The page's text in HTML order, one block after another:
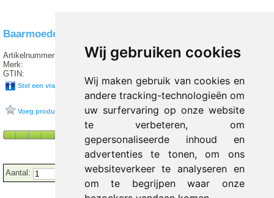
Wij gebruiken cookies
Wij maken gebruik van cookies en
andere tracking-technologieën om
uw surfervaring op onze website
te verbeteren, om
gepersonaliseerde inhoud en
advertenties te tonen, om ons
websiteverkeer te analyseren en
om te begrijpen waar onze
Baarmoedersonde na Sims 32 cm
Artikelnummer:
Merk:
GTIN:
Stel een vraag over dit product
Voeg product toe aan favorieten
Aantal: